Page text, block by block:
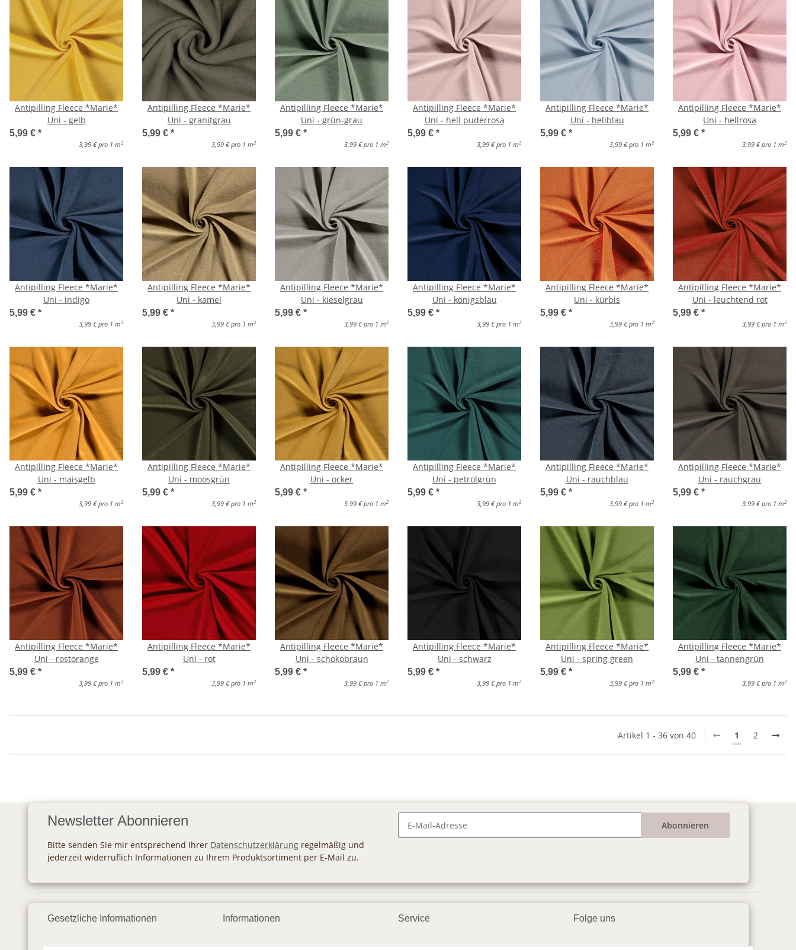
Antipilling Fleece *Marie*
Uni - gelb
5,99 € *
3,99 € pro 1 m2
Antipilling Fleece *Marie*
Uni - granitgrau
5,99 € *
3,99 € pro 1 m2
Antipilling Fleece *Marie*
Uni - grün-grau
5,99 € *
3,99 € pro 1 m2
Antipilling Fleece *Marie*
Uni - hell puderrosa
5,99 € *
3,99 € pro 1 m2
Antipilling Fleece *Marie*
Uni - hellblau
5,99 € *
3,99 € pro 1 m2
Antipilling Fleece *Marie*
Uni - hellrosa
5,99 € *
3,99 € pro 1 m2
Antipilling Fleece *Marie*
Uni - indigo
5,99 € *
3,99 € pro 1 m2
Antipilling Fleece *Marie*
Uni - kamel
5,99 € *
3,99 € pro 1 m2
Antipilling Fleece *Marie*
Uni - kieselgrau
5,99 € *
3,99 € pro 1 m2
Antipilling Fleece *Marie*
Uni - königsblau
5,99 € *
3,99 € pro 1 m2
Antipilling Fleece *Marie*
Uni - kürbis
5,99 € *
3,99 € pro 1 m2
Antipilling Fleece *Marie*
Uni - leuchtend rot
5,99 € *
3,99 € pro 1 m2
Antipilling Fleece *Marie*
Uni - maisgelb
5,99 € *
3,99 € pro 1 m2
Antipilling Fleece *Marie*
Uni - moosgrün
5,99 € *
3,99 € pro 1 m2
Antipilling Fleece *Marie*
Uni - ocker
5,99 € *
3,99 € pro 1 m2
Antipilling Fleece *Marie*
Uni - petrolgrün
5,99 € *
3,99 € pro 1 m2
Antipilling Fleece *Marie*
Uni - rauchblau
5,99 € *
3,99 € pro 1 m2
Antipilling Fleece *Marie*
Uni - rauchgrau
5,99 € *
3,99 € pro 1 m2
Antipilling Fleece *Marie*
Uni - rostorange
5,99 € *
3,99 € pro 1 m2
Antipilling Fleece *Marie*
Uni - rot
5,99 € *
3,99 € pro 1 m2
Antipilling Fleece *Marie*
Uni - schokobraun
5,99 € *
3,99 € pro 1 m2
Antipilling Fleece *Marie*
Uni - schwarz
5,99 € *
3,99 € pro 1 m2
Antipilling Fleece *Marie*
Uni - spring green
5,99 € *
3,99 € pro 1 m2
Antipilling Fleece *Marie*
Uni - tannengrün
5,99 € *
3,99 € pro 1 m2
Artikel 1 - 36 von 40 1 2
Newsletter Abonnieren
Bitte senden Sie mir entsprechend Ihrer Datenschutzerklärung regelmäßig und
jederzeit widerruflich Informationen zu Ihrem Produktsortiment per E-Mail zu.
Abonnieren
Gesetzliche Informationen Informationen Service Folge uns